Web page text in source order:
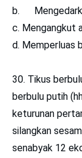
b.
c. Mengangkut
d. Memperluas
30. Tikus
berbulu putih
keturunan
silangkan
senabyak 12